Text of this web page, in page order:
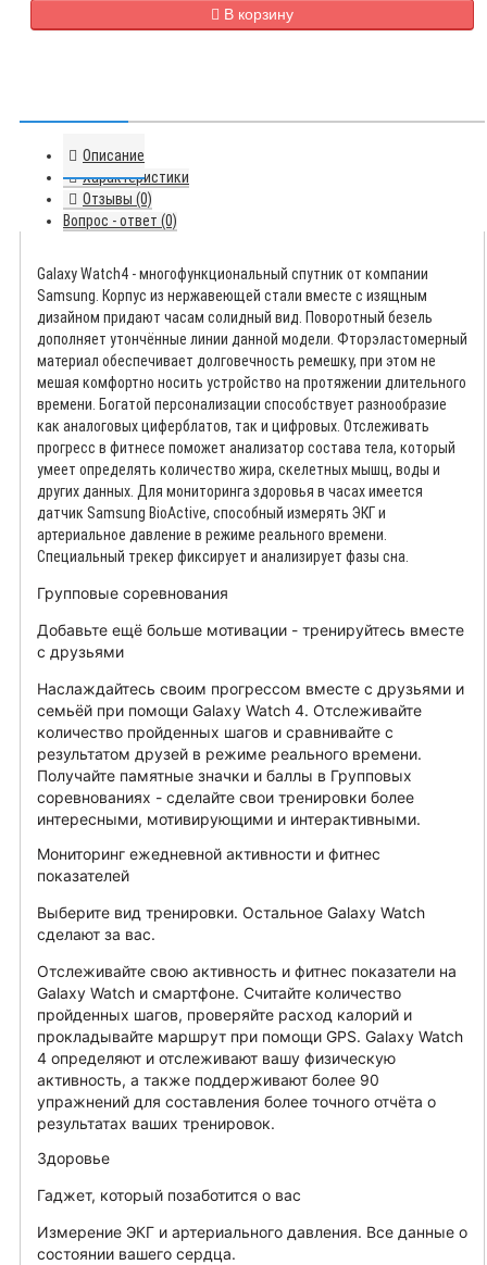
В корзину
Описание
Характеристики
Отзывы (0)
Вопрос - ответ (0)
Galaxy Watch4 - многофункциональный спутник от компании
Samsung. Корпус из нержавеющей стали вместе с изящным
дизайном придают часам солидный вид. Поворотный безель
дополняет утончённые линии данной модели. Фторэластомерный
материал обеспечивает долговечность ремешку, при этом не
мешая комфортно носить устройство на протяжении длительного
времени. Богатой персонализации способствует разнообразие
как аналоговых циферблатов, так и цифровых. Отслеживать
прогресс в фитнесе поможет анализатор состава тела, который
умеет определять количество жира, скелетных мышц, воды и
других данных. Для мониторинга здоровья в часах имеется
датчик Samsung BioActive, способный измерять ЭКГ и
артериальное давление в режиме реального времени.
Специальный трекер фиксирует и анализирует фазы сна.
Групповые соревнования
Добавьте ещё больше мотивации - тренируйтесь вместе
с друзьями
Наслаждайтесь своим прогрессом вместе с друзьями и
семьёй при помощи Galaxy Watch 4. Отслеживайте
количество пройденных шагов и сравнивайте с
результатом друзей в режиме реального времени.
Получайте памятные значки и баллы в Групповых
соревнованиях - сделайте свои тренировки более
интересными, мотивирующими и интерактивными.
Мониторинг ежедневной активности и фитнес
показателей
Выберите вид тренировки. Остальное Galaxy Watch
сделают за вас.
Отслеживайте свою активность и фитнес показатели на
Galaxy Watch и смартфоне. Считайте количество
пройденных шагов, проверяйте расход калорий и
прокладывайте маршрут при помощи GPS. Galaxy Watch
4 определяют и отслеживают вашу физическую
активность, а также поддерживают более 90
упражнений для составления более точного отчёта о
результатах ваших тренировок.
Здоровье
Гаджет, который позаботится о вас
Измерение ЭКГ и артериального давления. Все данные о
состоянии вашего сердца.